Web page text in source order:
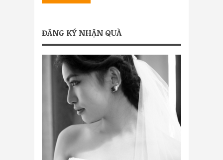
ĐĂNG KÝ NHẬN QUÀ